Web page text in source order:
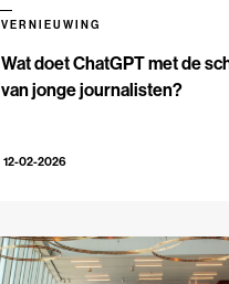
Wat doet ChatGPT met de
van jonge journalisten?
VERNIEUWING
12-02-2026